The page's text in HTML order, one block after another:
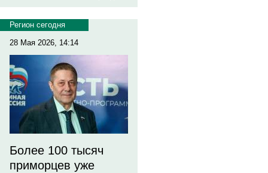
Регион сегодня
28 Мая 2026, 14:14
Более 100 тысяч
приморцев уже